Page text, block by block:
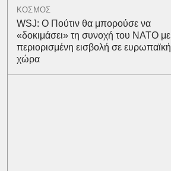
ΚΟΣΜΟΣ
WSJ: Ο Πούτιν θα μπορούσε να
«δοκιμάσει» τη συνοχή του ΝΑΤΟ με
περιορισμένη εισβολή σε ευρωπαϊκή
χώρα